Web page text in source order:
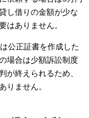
し借りの金額が少な
はありません。
公正証書を作成した
場合は少額訴訟制度
が終えられるため、
りません。